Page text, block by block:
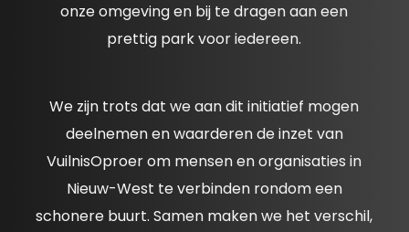
onze omgeving en bij te dragen aan een
prettig park voor iedereen.
We zijn trots dat we aan dit initiatief mogen
deelnemen en waarderen de inzet van
VuilnisOproer om mensen en organisaties in
Nieuw-West te verbinden rondom een
schonere buurt. Samen maken we het verschil,